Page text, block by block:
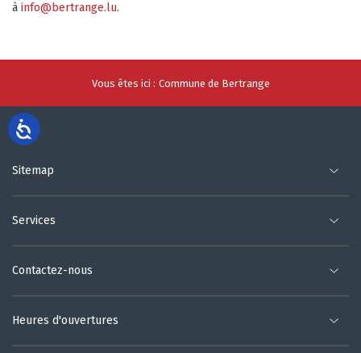
à info@bertrange.lu.
Vous êtes ici : Commune de Bertrange
Sitemap
Services
Contactez-nous
Heures d'ouvertures